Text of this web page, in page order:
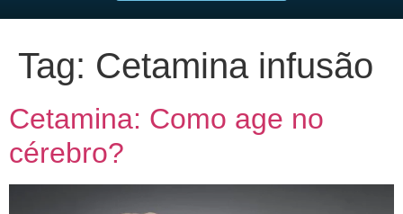
Tag: Cetamina infusão
Cetamina: Como age no
cérebro?